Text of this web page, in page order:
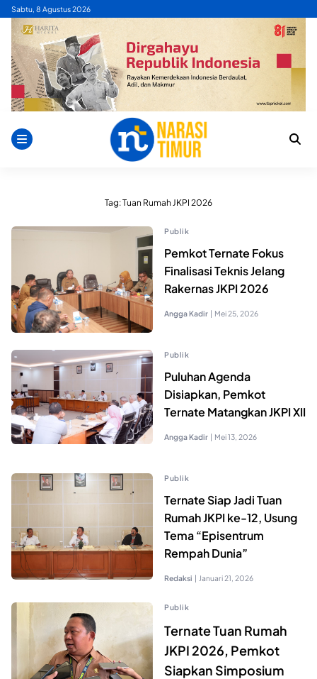
Skip
content
Sabtu, 8 Agustus 2026
Tag:Tuan Rumah JKPI 2026
Publik
Pemkot Ternate Fokus
Finalisasi Teknis Jelang
Rakernas JKPI 2026
Angga Kadir | Mei 25, 2026
Publik
Puluhan Agenda
Disiapkan, Pemkot
Ternate Matangkan JKPI XII
Angga Kadir | Mei 13, 2026
Publik
Ternate Siap Jadi Tuan
Rumah JKPI ke-12, Usung
Tema “Episentrum
Rempah Dunia”
Redaksi | Januari 21, 2026
Publik
Ternate Tuan Rumah
JKPI 2026, Pemkot
Siapkan Simposium